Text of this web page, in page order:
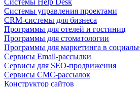
Системы Help Desk
Системы управления проектами
CRM-системы для бизнеса
Программы для отелей и гостиниц
Программы для стоматологии
Программы для маркетинга в
Сервисы Email-рассылки
Сервисы для SEO-продвижения
Сервисы СМС-рассылок
Конструктор сайтов